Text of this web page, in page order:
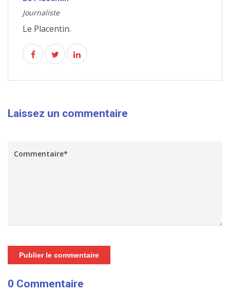
Journaliste
Le Placentin.
Laissez un commentaire
Publier le commentaire
0 Commentaire